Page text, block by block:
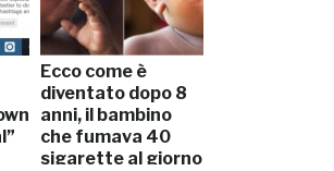
Ecco come è
diventato dopo 8
anni, il bambino
che fumava 40
sigarette al giorno